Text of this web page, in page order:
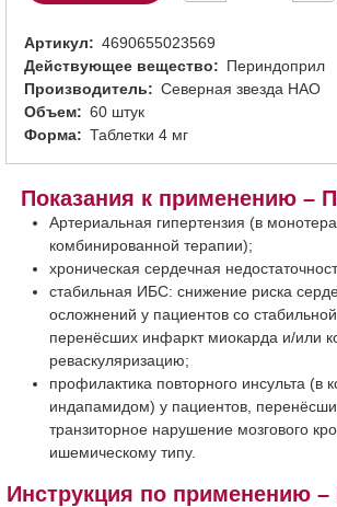
Артикул
4690655023569
Действующее вещество
Периндоприл
Производитель
Северная звезда НАО
Объем
60 штук
Форма
Таблетки 4 мг
Показания к применению –
Артериальная гипертензия (в
комбинированной терапии);
хроническая сердечная
стабильная ИБС: снижение риска
осложнений у пациентов со
перенёсших инфаркт миокарда и/или
реваскуляризацию;
профилактика повторного инсульта (в
индапамидом) у пациентов,
транзиторное нарушение мозгового
ишемическому типу.
Инструкция по применению